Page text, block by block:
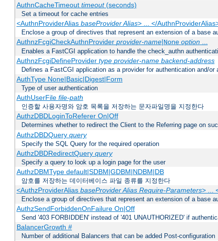
AuthnCacheTimeout timeout(seconds)
Set a timeout for cache entries
<AuthnProviderAlias baseProvider Alias> ... </
Enclose a group of directives that represent an extension of a base
AuthnzFcgiCheckAuthnProvider provider-name|None option...
Enables a FastCGI application to handle the check_authn
AuthnzFcgiDefineProvider type provider-name backend-address
Defines a FastCGI application as a provider for authentication and/or
AuthType None|Basic|Digest|Form
Type of user authentication
AuthUserFile file-path
인증할 사용자명와 암호 목록을 저장하는 문자파일명을 지정한다
AuthzDBDLoginToReferer On|Off
Determines whether to redirect the Client to the Referring page on
AuthzDBDQuery query
Specify the SQL Query for the required operation
AuthzDBDRedirectQuery query
Specify a query to look up a login page for the user
AuthzDBMType default|SDBM|GDBM|NDBM|DB
암호를 저장하는 데이터베이스 파일 종류를 지정한다
<AuthzProviderAlias baseProvider Alias Require-Parameters> ...
Enclose a group of directives that represent an extension of a base
AuthzSendForbiddenOnFailure On|Off
Send '403 FORBIDDEN' instead of '401 UNAUTHORIZED' if
BalancerGrowth #
Number of additional Balancers that can be added Post-configuration